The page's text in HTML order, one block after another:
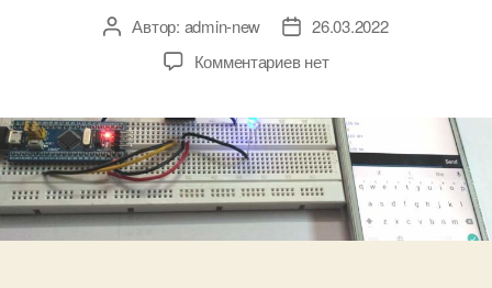
А
р
з
а
п
и
с
Автор: admin-new
Д
т
з
а
п
и
с
и
26.03.2022
Комментариевк
п
и
с
и
П
нет